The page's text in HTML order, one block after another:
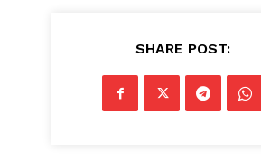
SHARE POST: